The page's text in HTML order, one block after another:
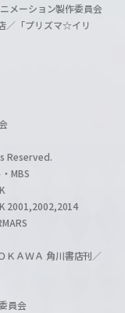
メーション製作委員会
／「プリズマ☆イリ
Reserved.
MBS
2001,2002,2014
ＫＡＷＡ 角川書店刊／
員会